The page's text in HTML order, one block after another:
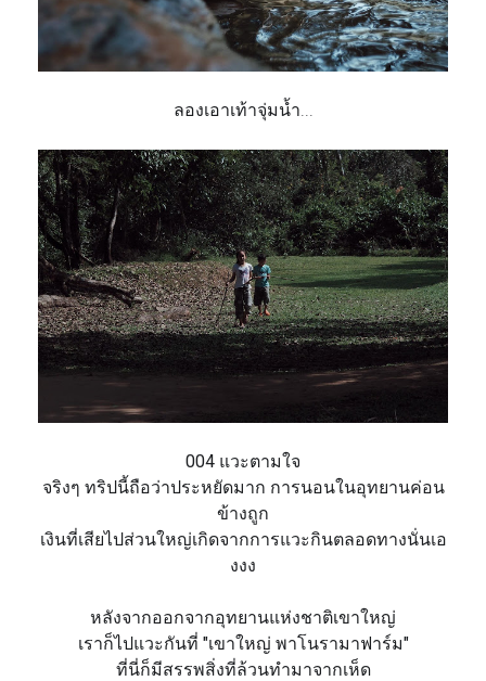
ลองเอาเท้าจุ่มน้ำ...
004 แวะตามใจ
จริงๆ ทริปนี้ถือว่าประหยัดมาก การนอนในอุทยานค่อน
ข้างถูก
เงินที่เสียไปส่วนใหญ่เกิดจากการแวะกินตลอดทางนั่นเอ
งงง
หลังจากออกจากอุทยานแห่งชาติเขาใหญ่
เราก็ไปแวะกันที่ "เขาใหญ่ พาโนรามาฟาร์ม"
ที่นี่ก็มีสรรพสิ่งที่ล้วนทำมาจากเห็ด